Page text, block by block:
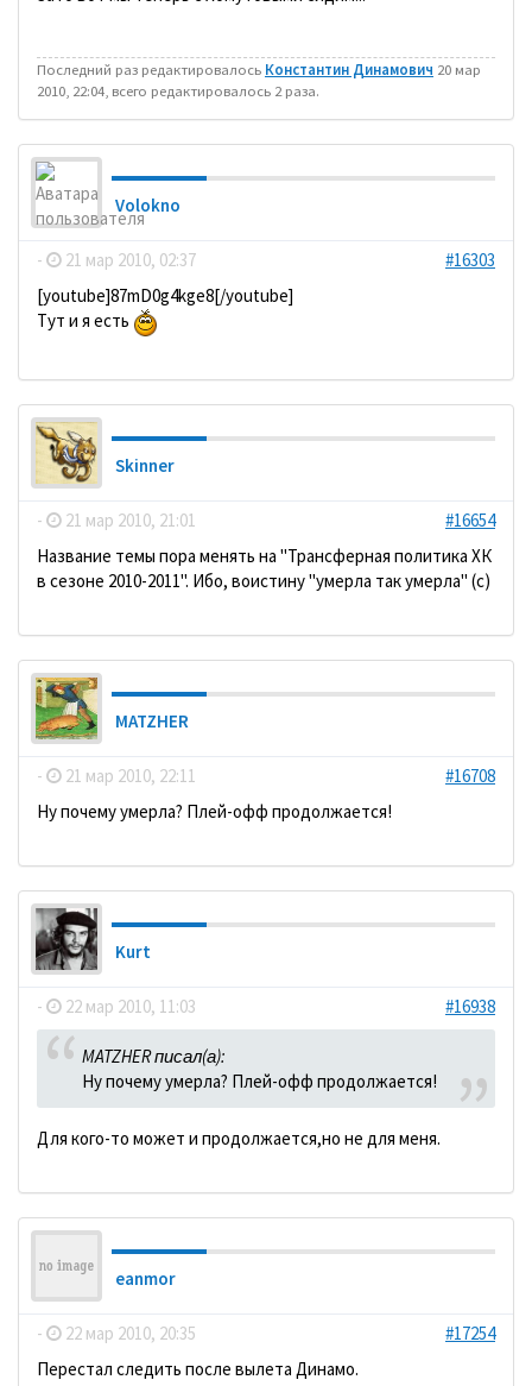
Последний раз редактировалось Константин Динамович 20 мар
2010, 22:04, всего редактировалось 2 раза.
Volokno
- 21 мар 2010, 02:37
#16303
[youtube]87mD0g4kge8[/youtube]
Тут и я есть
Skinner
- 21 мар 2010, 21:01
#16654
Название темы пора менять на "Трансферная политика ХК
в сезоне 2010-2011". Ибо, воистину "умерла так умерла" (с)
MATZHER
- 21 мар 2010, 22:11
#16708
Ну почему умерла? Плей-офф продолжается!
Kurt
- 22 мар 2010, 11:03 #16938
MATZHER писал(а):
Ну почему умерла? Плей-офф продолжается!
Для кого-то может и продолжается,но не для меня.
eanmor
- 22 мар 2010, 20:35
#17254
Перестал следить после вылета Динамо.